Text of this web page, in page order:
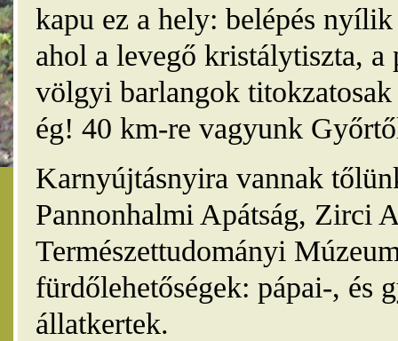
kapu ez a hely: belépés
ahol a levegő kristálytiszta, a
völgyi barlangok
ég! 40 km-re vagyunk
Karnyújtásnyira vannak
Pannonhalmi Apátság, Zirci
Természettudományi
fürdőlehetőségek: pápai-, és
állatkertek.